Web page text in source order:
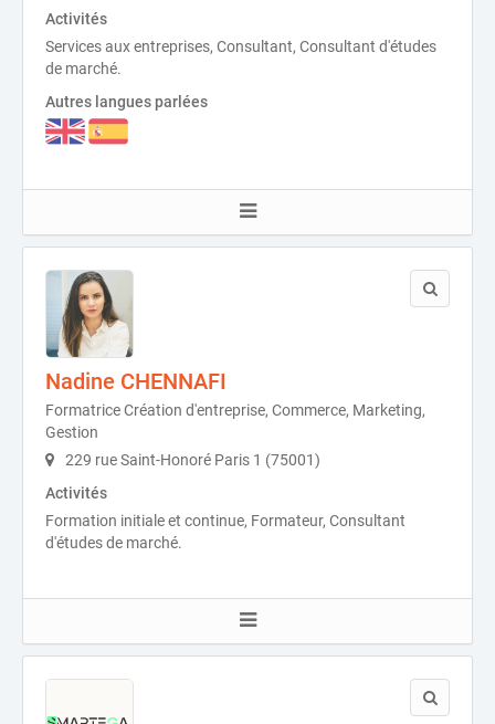
Activités
Services aux entreprises, Consultant, Consultant d'études
de marché.
Autres langues parlées
Nadine CHENNAFI
Formatrice Création d'entreprise, Commerce, Marketing,
Gestion
229 rue Saint-Honoré Paris 1 (75001)
Activités
Formation initiale et continue, Formateur, Consultant
d'études de marché.